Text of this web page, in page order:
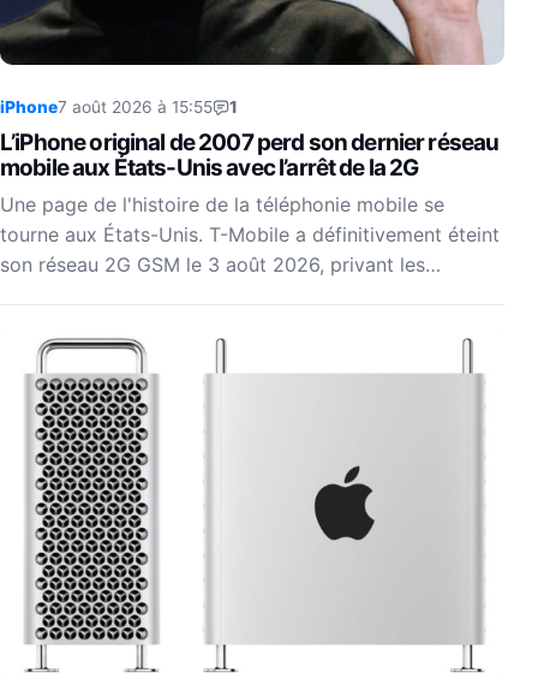
iPhone7 août 2026 à 15:55 1
L’iPhone original de 2007 perd son dernier réseau
mobile aux États-Unis avec l’arrêt de la 2G
Une page de l'histoire de la téléphonie mobile se
tourne aux États-Unis. T-Mobile a définitivement éteint
son réseau 2G GSM le 3 août 2026, privant les…